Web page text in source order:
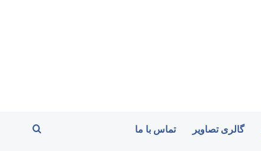
گالری تصاویر تماس با ما جستجو